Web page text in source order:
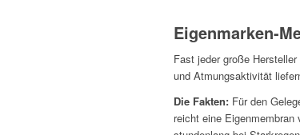
Eigenmarken-
Fast jeder große
und Atmungsaktivität
Die Fakten: Für den
reicht eine